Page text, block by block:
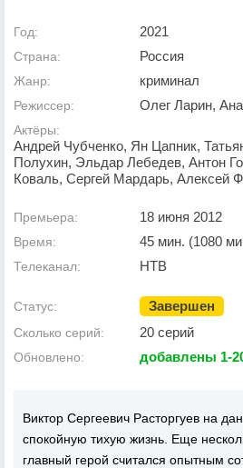
Год: 2021
Страна: Россия
Жанр: криминал
Режиссер: Олег Ларин,
Актёры:
Андрей Чубченко, Ян Цапник,
Полухин, Эльдар Лебедев, Антон
Коваль, Сергей Мардарь, Алексей
Премьера: 18 июня 2012
Время: 45 мин. (1080
Телеканал: НТВ
Статус: Завершен
Сколько серий: 20 серий
Обновлено: добавлены 1-
Виктор Сергеевич Расторгуев на
спокойную тихую жизнь. Еще
главный герой считался опытным